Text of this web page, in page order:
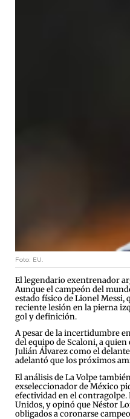
Foto: EU.
El legendario exentrenador
Aunque el campeón del
estado físico de Lionel Messi,
reciente lesión en la pierna
gol y definición.
A pesar de la incertidumbre
del equipo de Scaloni, a
Julián Álvarez como el
adelantó que los próximos
El análisis de La Volpe
exseleccionador de México
efectividad en el
Unidos, y opinó que Néstor
obligados a coronarse